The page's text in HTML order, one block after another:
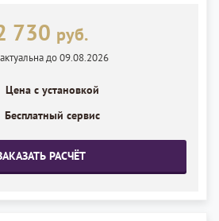
730 руб.
до 09.08.2026
Цена с установкой
Бесплатный сервис
РАСЧЁТ